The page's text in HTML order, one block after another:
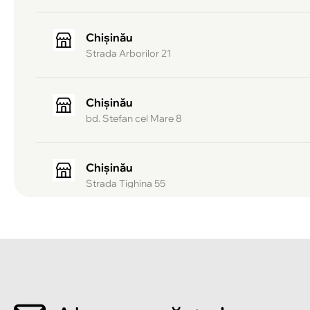
Chișinău
Strada Arborilor 21
Chișinău
bd. Stefan cel Mare 8
Chișinău
Strada Tighina 55